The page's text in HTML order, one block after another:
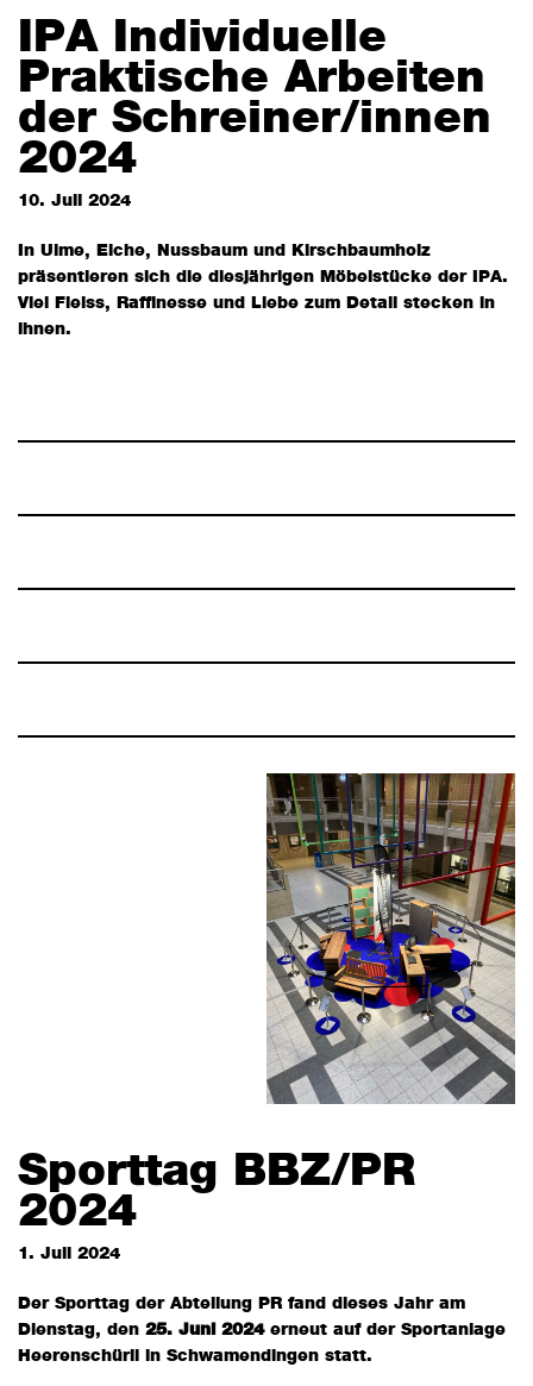
IPA Individuelle
Praktische Arbeiten
der Schreiner/innen
2024
10. Juli 2024
In Ulme, Eiche, Nussbaum und Kirschbaumholz
präsentieren sich die diesjährigen Möbelstücke der IPA.
Viel Fleiss, Raffinesse und Liebe zum Detail stecken in
ihnen.
Sporttag BBZ/PR
2024
1. Juli 2024
Der Sporttag der Abteilung PR fand dieses Jahr am
Dienstag, den 25. Juni 2024erneut auf der Sportanlage
Heerenschürli in Schwamendingen statt.